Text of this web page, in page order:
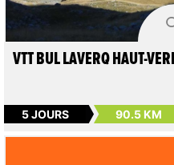
VTT BUL LAVERQ HAUT-
5 JOURS 90.5 KM